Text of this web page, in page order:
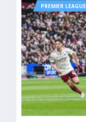
PREMIER LEAGUE